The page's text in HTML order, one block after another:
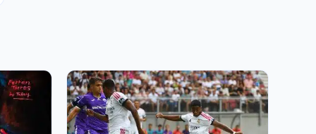
4 AOÛT 2026, 20:01
Real Madrid : le transfert à 120 M€ enfin
débloqué cette semaine !